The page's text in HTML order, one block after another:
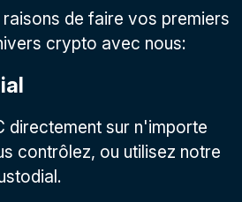
de faire vos premiers
crypto avec nous:
directement sur n'importe
contrôlez, ou utilisez notre